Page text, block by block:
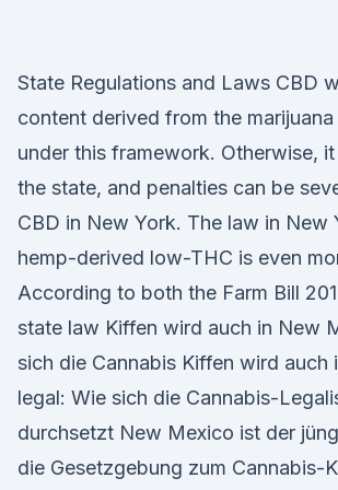
State Regulations and Laws CBD
content derived from the
under this framework. Otherwise,
the state, and penalties can be
CBD in New York. The law in New
hemp-derived low-THC is even
According to both the Farm Bill
state law Kiffen wird auch in New
sich die Cannabis Kiffen wird auch
legal: Wie sich die Cannabis-
durchsetzt New Mexico ist der
die Gesetzgebung zum Cannabis-